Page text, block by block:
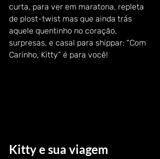
curta, para ver em maratona, repleta
de plost-twist mas que ainda trás
aquele quentinho no coração,
surpresas, e casal para shippar: “Com
Carinho, Kitty” é para você!
Kitty e sua viagem